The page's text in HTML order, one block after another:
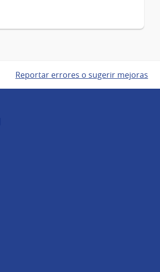
Reportar errores o sugerir mejoras